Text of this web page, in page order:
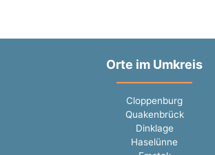
Orte im Umkreis
Cloppenburg
Quakenbrück
Dinklage
Haselünne